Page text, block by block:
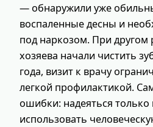
— обнаружили уже
воспаленные десны и
под наркозом. При другом
хозяева начали чистить
года, визит к врачу
легкой профилактикой.
ошибки: надеяться только
использовать